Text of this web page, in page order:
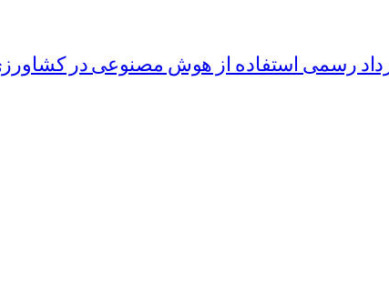
رسمی استفاده از هوش مصنوعی در